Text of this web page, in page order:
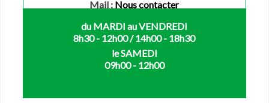
Mail : Nous contacter
du MARDI au VENDREDI
8h30 - 12h00 / 14h00 - 18h30
le SAMEDI
09h00 - 12h00